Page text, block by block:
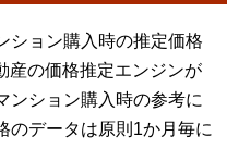
ション購入時の推定価格
産の価格推定エンジンが
ンション購入時の参考に
のデータは原則1か月毎に